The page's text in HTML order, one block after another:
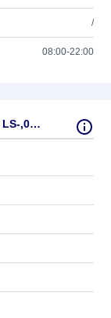
/
08:00-22:00
Fundamentale Kennzahlen ENSILICA PLC LS-,001